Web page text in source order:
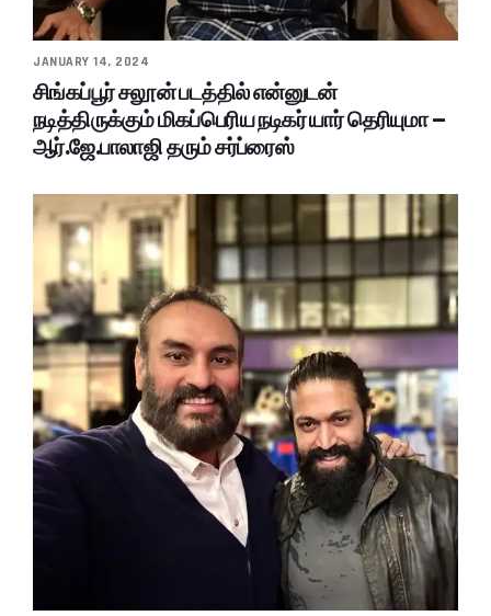
JANUARY 14, 2024
சிங்கப்பூர் சலூன் படத்தில் என்னுடன்
நடித்திருக்கும் மிகப்பெரிய நடிகர் யார் தெரியுமா –
ஆர்.ஜே.பாலாஜி தரும் சர்ப்ரைஸ்